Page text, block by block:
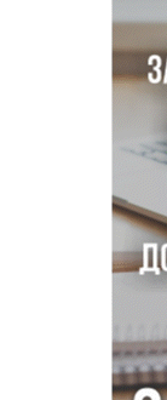
Знаменитый
новосибирском
Новосибирские
с донорским